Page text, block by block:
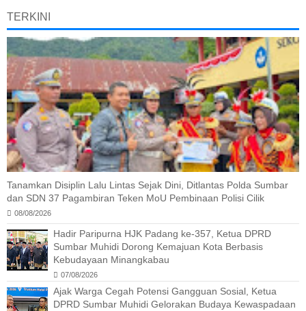
TERKINI
Tanamkan Disiplin Lalu Lintas Sejak Dini, Ditlantas Polda Sumbar
dan SDN 37 Pagambiran Teken MoU Pembinaan Polisi Cilik
08/08/2026
Hadir Paripurna HJK Padang ke-357, Ketua DPRD
Sumbar Muhidi Dorong Kemajuan Kota Berbasis
Kebudayaan Minangkabau
07/08/2026
Ajak Warga Cegah Potensi Gangguan Sosial, Ketua
DPRD Sumbar Muhidi Gelorakan Budaya Kewaspadaan